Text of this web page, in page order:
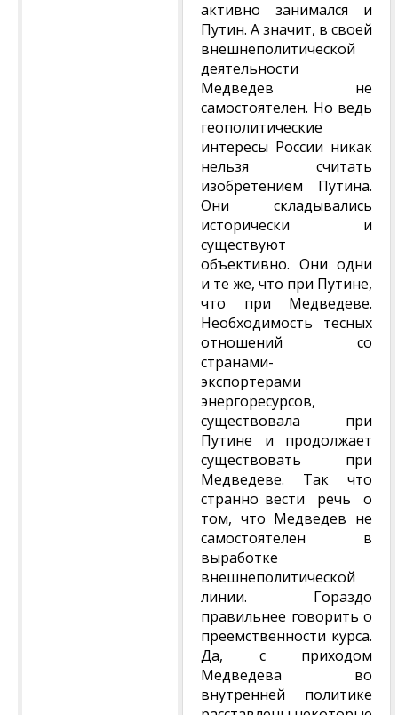
активно занимался и
Путин. А значит, в своей
внешнеполитической
деятельности
Медведев не
самостоятелен. Но ведь
геополитические
интересы России никак
нельзя считать
изобретением Путина.
Они складывались
исторически и
существуют
объективно. Они одни
и те же, что при Путине,
что при Медведеве.
Необходимость тесных
отношений со
странами-
экспортерами
энергоресурсов,
существовала при
Путине и продолжает
существовать при
Медведеве. Так что
странно вести речь о
том, что Медведев не
самостоятелен в
выработке
внешнеполитической
линии. Гораздо
правильнее говорить о
преемственности курса.
Да, с приходом
Медведева во
внутренней политике